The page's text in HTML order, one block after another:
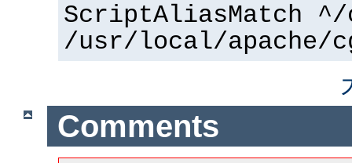
ScriptAliasMatch
/usr/local/apache/
Comments